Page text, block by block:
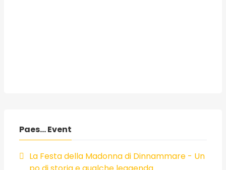
Paes... Event
La Festa della Madonna di Dinnammare - Un